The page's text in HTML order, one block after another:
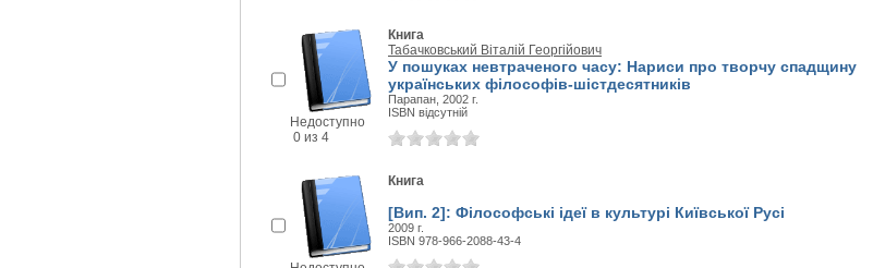
Недоступно
0 из 4
Книга
Табачковський Віталій Георгійович
У пошуках невтраченого часу: Нариси про творчу спадщину
українських філософів-шістдесятників
Парапан, 2002 г.
ISBN відсутній
Книга
[Вип. 2]: Філософські ідеї в культурі Київської Русі
2009 г.
ISBN 978-966-2088-43-4